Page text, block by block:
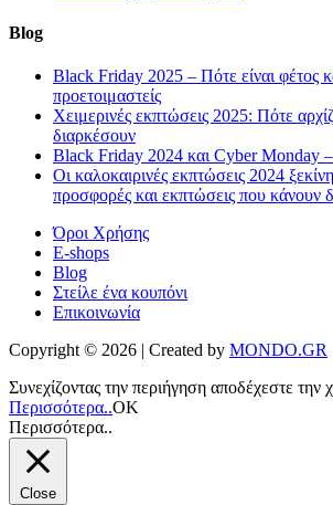
Blog
Black Friday 2025 – Πότε είναι φέτος
προετοιμαστείς
Χειμερινές εκπτώσεις 2025: Πότε
διαρκέσουν
Black Friday 2024 και Cyber Monday
Οι καλοκαιρινές εκπτώσεις 2024
προσφορές και εκπτώσεις που κάνουν
Όροι Χρήσης
E-shops
Blog
Στείλε ένα κουπόνι
Επικοινωνία
Copyright © 2026 | Created by MONDO.GR
Συνεχίζοντας την περιήγηση αποδέχεστε
Περισσότερα..ΟΚ
Περισσότερα..
Close